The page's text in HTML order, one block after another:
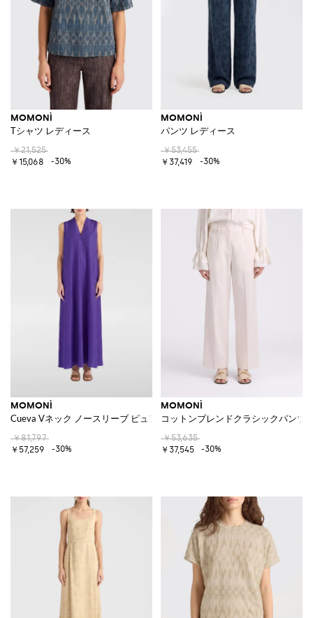
MOMONÌ
Tシャツ レディース
￥21,525
￥15,068
-30%
MOMONÌ
パンツ レディース
￥53,455
￥37,419
-30%
MOMONÌ
Cueva Vネック ノースリーブ ピュアシルク ロングチュニック
￥81,797
￥57,259
-30%
MOMONÌ
コットンブレンドクラシックパンツ
￥53,635
￥37,545
-30%